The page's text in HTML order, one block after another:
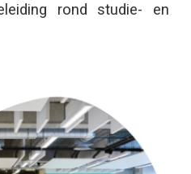
rond studie- en